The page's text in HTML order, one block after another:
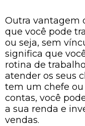
Outra vantagem
que você pode
ou seja, sem
significa que
rotina de
atender os seus
tem um chefe
contas, você
a sua renda e
vendas.